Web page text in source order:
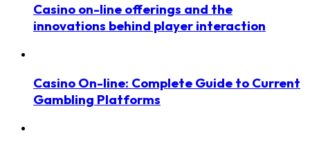
Casino on-line offerings and the
innovations behind player interaction
Casino On-line: Complete Guide to Current
Gambling Platforms